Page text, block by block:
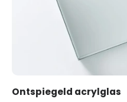
Ontspiegeld acrylglas